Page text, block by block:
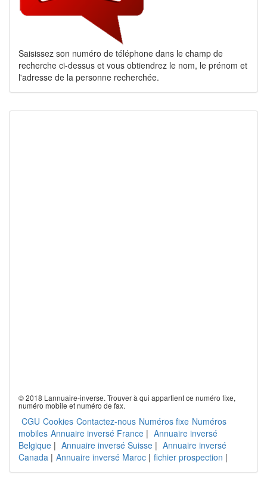
Saisissez son numéro de téléphone dans le champ de
recherche ci-dessus et vous obtiendrez le nom, le prénom et
l'adresse de la personne recherchée.
© 2018 Lannuaire-inverse. Trouver à qui appartient ce numéro fixe,
numéro mobile et numéro de fax.
CGU Cookies Contactez-nous Numéros fixe Numéros
mobiles Annuaire inversé France | Annuaire inversé
Belgique | Annuaire inversé Suisse | Annuaire inversé
Canada | Annuaire inversé Maroc | fichier prospection |